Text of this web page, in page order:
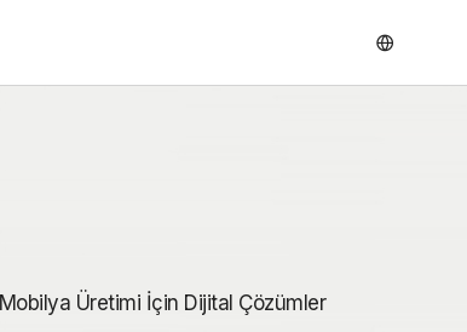
Mobilya Üretimi İçin Dijital Çözümler